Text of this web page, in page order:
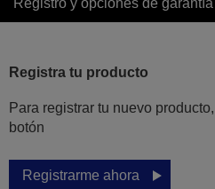
Registro y opciones de garantía
Registra tu producto
Para registrar tu nuevo
botón
Registrarme ahora